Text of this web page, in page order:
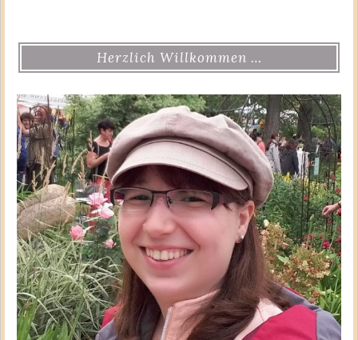
Herzlich Willkommen …